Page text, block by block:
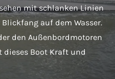
mit schlanken Linien
auf dem Wasser.
den Außenbordmotoren
Boot Kraft und